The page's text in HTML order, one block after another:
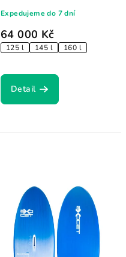
64 000 Kč
125 l 145 l 160 l
Expedujeme do 7 dní
Detail